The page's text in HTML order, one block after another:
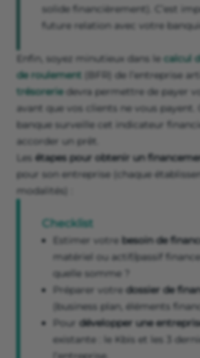
solide financièrement). C’est
future relation avec votre
Enfin, soyez minutieux dans le calcul
de roulement (BFR) de l’entreprise
trésoreriedevra permettre de payer
avant que vos clients ne vous payent.
banque surveille cet indicateur
accorder un prêt.
Les étapes pour obtenir un
pour son entreprise (chaque
modalités) :
Checklist
Estimer votre besoin de
matériel ou actif/passif
quelle somme ?
Préparer votre dossier de
(business plan, éléments
Pour développer une
existante : le Kbis et les 3